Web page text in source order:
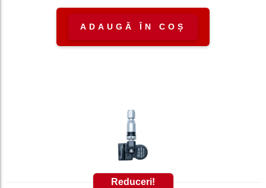
ADAUGĂ ÎN COȘ
Reduceri!